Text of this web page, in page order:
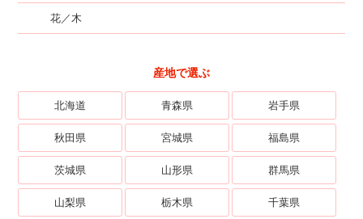
花／木
産地で選ぶ
北海道 青森県 岩手県
秋田県 宮城県 福島県
茨城県 山形県 群馬県
山梨県 栃木県 千葉県